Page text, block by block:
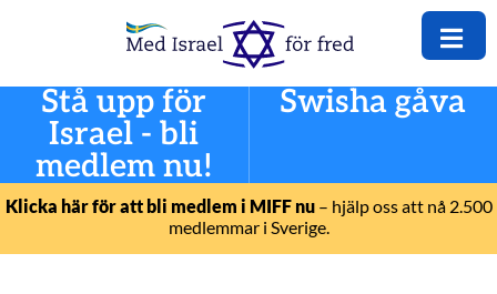
Stå upp för
Israel - bli
medlem nu!
Swisha gåva
Klicka här för att bli medlem i MIFF nu– hjälp oss att nå 2.500
medlemmar i Sverige.